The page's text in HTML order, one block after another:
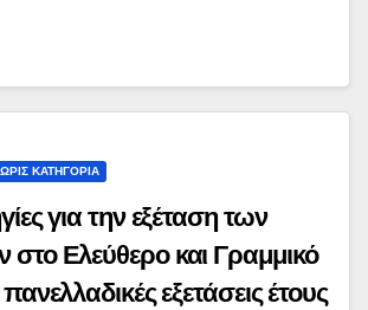
ΚΑΤΗΓΟΡΊΑ
για την εξέταση των
Ελεύθερο και Γραμμικό
εξετάσεις έτους